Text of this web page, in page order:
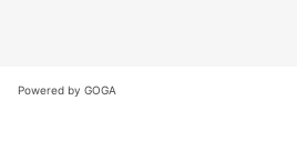
Powered by GOGA